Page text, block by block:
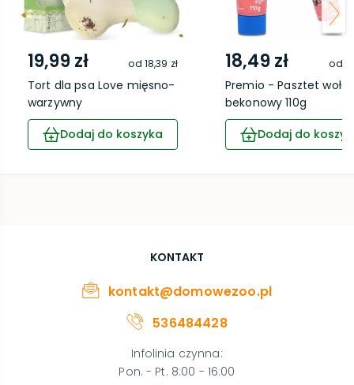
19,99 zł od 18,39 zł
Tort dla psa Love mięsno-
warzywny
Dodaj do koszyka
18,49 zł od
Premio - Pasztet
bekonowy 110g
Dodaj do
KONTAKT
kontakt@domowezoo.pl
536484428
Infolinia czynna:
Pon. - Pt. 8:00 - 16:00